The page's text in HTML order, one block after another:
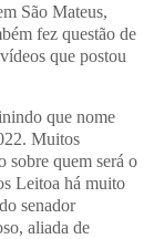
São Mateus,
fez questão de
que postou
que nome
Muitos
sobre quem será o
Leitoa há muito
senador
aliada de